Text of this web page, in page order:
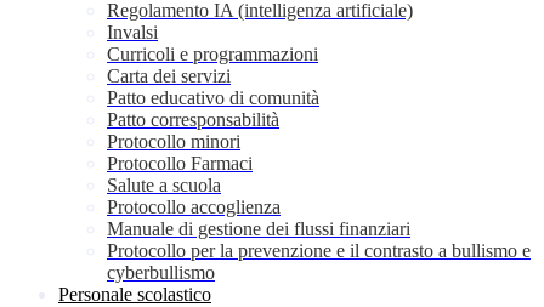
Regolamento IA (intelligenza artificiale)
Invalsi
Curricoli e programmazioni
Carta dei servizi
Patto educativo di comunità
Patto corresponsabilità
Protocollo minori
Protocollo Farmaci
Salute a scuola
Protocollo accoglienza
Manuale di gestione dei flussi finanziari
Protocollo per la prevenzione e il contrasto a bullismo e
cyberbullismo
Personale scolastico